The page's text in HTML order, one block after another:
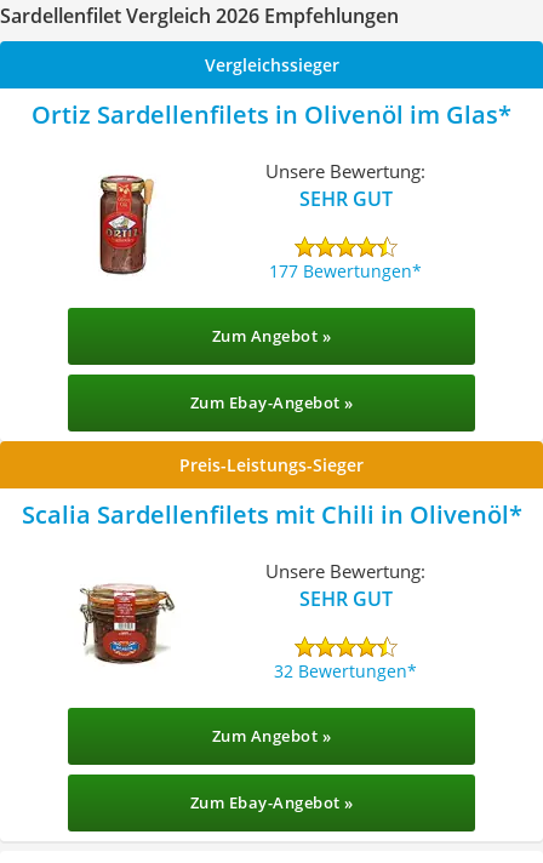
Sardellenfilet Vergleich 2026 Empfehlungen
Vergleichssieger
Ortiz Sardellenfilets in Olivenöl im Glas
Unsere Bewertung:
SEHR GUT
177 Bewertungen
Zum Angebot »
Zum Ebay-Angebot »
Preis-Leistungs-Sieger
Scalia Sardellenfilets mit Chili in Olivenöl
Unsere Bewertung:
SEHR GUT
32 Bewertungen
Zum Angebot »
Zum Ebay-Angebot »